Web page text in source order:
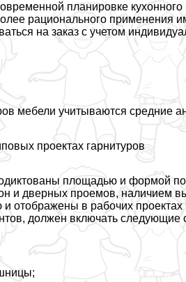
планировке
рационального применения
на заказ с учетом
мебели учитываются средние
проектах гарнитуров
площадью и формой
и дверных проемов, наличием
отображены в рабочих
должен включать следующие